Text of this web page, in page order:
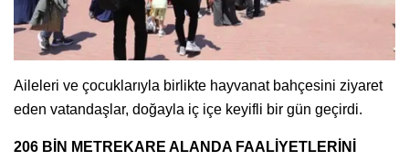
Aileleri ve çocuklarıyla birlikte hayvanat bahçesini ziyaret
eden vatandaşlar, doğayla iç içe keyifli bir gün geçirdi.
206 BİN METREKARE ALANDA FAALİYETLERİNİ